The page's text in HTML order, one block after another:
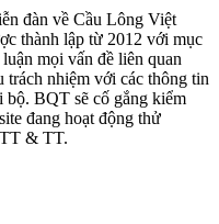
đàn về Cầu Lông Việt
thành lập từ 2012 với mục
mọi vấn đề liên quan
trách nhiệm với các thông tin
bộ. BQT sẽ cố gắng kiểm
đang hoạt động thử
& TT.